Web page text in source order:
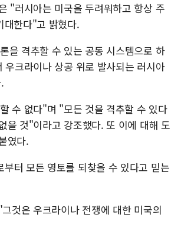
"러시아는 미국을 두려워하고 항상 주
대한다"고 밝혔다.
을 격추할 수 있는 공동 시스템으로 하
크라이나 상공 위로 발사되는 러시아
수 없다"며 "모든 것을 격추할 수 있다
을 것"이라고 강조했다. 또 이에 대해 도
였다.
터 모든 영토를 되찾을 수 있다고 믿는
것은 우크라이나 전쟁에 대한 미국의